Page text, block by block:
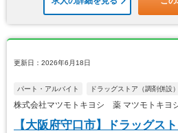
更新日：2026年6月18日
パート・アルバイト ドラッグストア（調剤併設）
株式会社マツモトキヨシ 薬 マツモトキヨ
【大阪府守口市】ドラッグス